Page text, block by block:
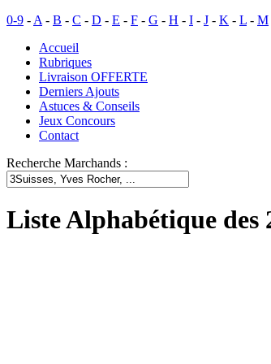
0-9 - A - B - C - D - E - F - G - H - I - J - K - L - M
Accueil
Rubriques
Livraison OFFERTE
Derniers Ajouts
Astuces & Conseils
Jeux Concours
Contact
Recherche Marchands :
Liste Alphabétique des